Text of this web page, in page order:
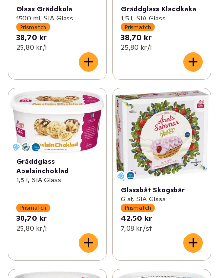
Glass Gräddkola
1500 ml, SIA Glass
Prismatch
38,70 kr
25,80 kr /l
Gräddglass Kladdkaka
1,5 l, SIA Glass
Prismatch
38,70 kr
25,80 kr /l
Gräddglass
Apelsinchoklad
1,5 l, SIA Glass
Prismatch
38,70 kr
25,80 kr /l
Glassbåt Skogsbär
6 st, SIA Glass
Prismatch
42,50 kr
7,08 kr /st